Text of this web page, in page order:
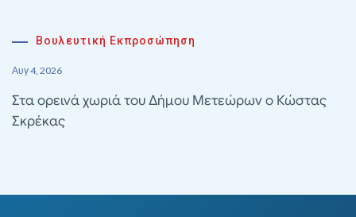
Βουλευτική Εκπροσώπηση
Αυγ 4, 2026
Στα ορεινά χωριά του Δήμου Μετεώρων ο Κώστας
Σκρέκας